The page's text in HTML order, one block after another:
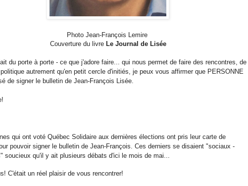
Photo Jean-François Lemire
Couverture du livre Le Journal de Lisée
du porte à porte - ce que j'adore faire... qui nous permet de faire des rencontres, de
autrement qu'en petit cercle d'initiés, je peux vous affirmer que PERSONNE
de signer le bulletin de Jean-François Lisée.
qui ont voté Québec Solidaire aux dernières élections ont pris leur carte de
pouvoir signer le bulletin de Jean-François. Ces derniers se disaient "sociaux -
soucieux qu'il y ait plusieurs débats d'ici le mois de mai...
C'était un réel plaisir de vous rencontrer!